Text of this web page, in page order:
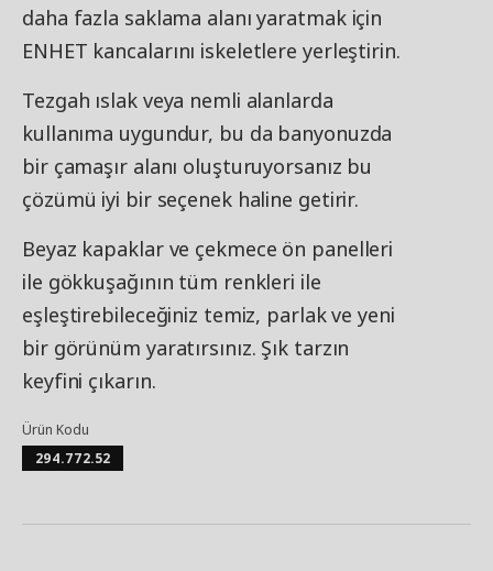
daha fazla saklama alanı yaratmak için
ENHET kancalarını iskeletlere yerleştirin.
Tezgah ıslak veya nemli alanlarda
kullanıma uygundur, bu da banyonuzda
bir çamaşır alanı oluşturuyorsanız bu
çözümü iyi bir seçenek haline getirir.
Beyaz kapaklar ve çekmece ön panelleri
ile gökkuşağının tüm renkleri ile
eşleştirebileceğiniz temiz, parlak ve yeni
bir görünüm yaratırsınız. Şık tarzın
keyfini çıkarın.
Ürün Kodu
294.772.52